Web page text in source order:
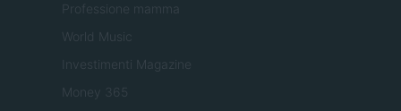
Professione mamma
World Music
Investimenti Magazine
Money 365